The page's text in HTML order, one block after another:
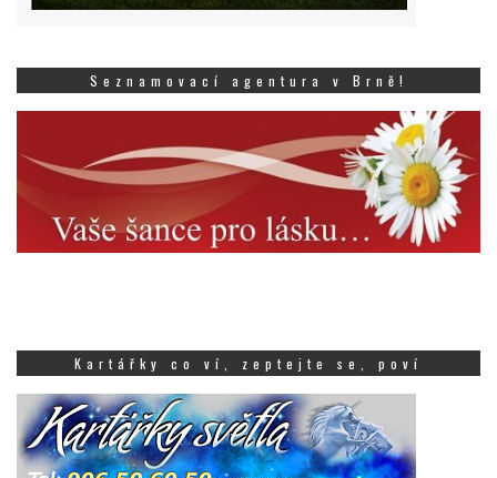
Seznamovací agentura v Brně!
Kartářky co ví, zeptejte se, poví